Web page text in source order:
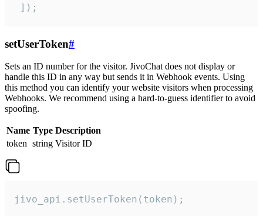
]);
setUserToken#
Sets an ID number for the visitor. JivoChat does not display or
handle this ID in any way but sends it in Webhook events. Using
this method you can identify your website visitors when processing
Webhooks. We recommend using a hard-to-guess identifier to avoid
spoofing.
Name Type Description
token string Visitor ID
jivo_api.setUserToken(token);